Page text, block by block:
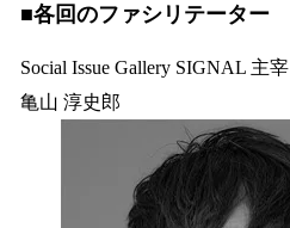
■各回のファシリテーター
Social Issue Gallery SIGNAL 主宰
亀山 淳史郎